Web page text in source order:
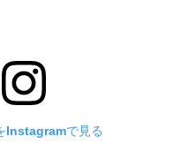
Instagramで見る